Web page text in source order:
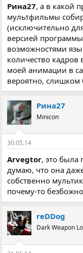
Рина27, а в какой
мультфильмы
(исключительно
версией
возможностями
количество
моей анимации в
вероятно, слишком
Рина27
Minicon
30.05.14
Arvegtor, это была
думаю, что она
собственно
почему-то
reDDog
Dark Weapon